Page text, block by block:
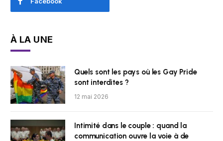
À LA UNE
Quels sont les pays où les Gay Pride
sont interdites ?
12 mai 2026
Intimité dans le couple : quand la
communication ouvre la voie à de